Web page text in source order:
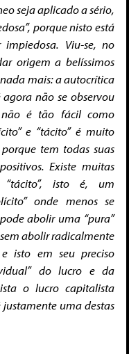
seja aplicado a sério,
porque nisto está
Viu-se, no
origem a belíssimos
mais: a autocrítica
não se observou
não é tão fácil como
e “tácito” é muito
tem todas suas
Existe muitas
isto é, um
onde menos se
abolir uma “pura”
abolir radicalmente
isto em seu preciso
do lucro e da
o lucro capitalista
uma destas